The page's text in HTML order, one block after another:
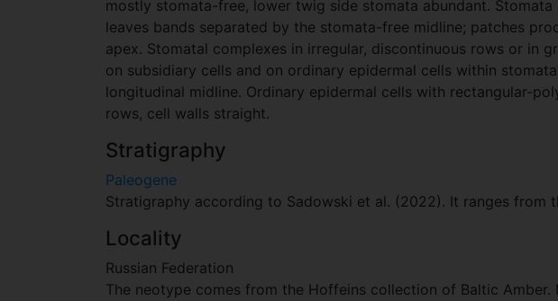
mostly stomata-free, lower twig side stomata abundant.
leaves bands separated by the stomata-free midline; patches
apex. Stomatal complexes in irregular, discontinuous rows or in
on subsidiary cells and on ordinary epidermal cells within
longitudinal midline. Ordinary epidermal cells with rectangular-
rows, cell walls straight.
Stratigraphy
Paleogene
Stratigraphy according to Sadowski et al. (2022). It ranges from
Locality
Russian Federation
The neotype comes from the Hoffeins collection of Baltic